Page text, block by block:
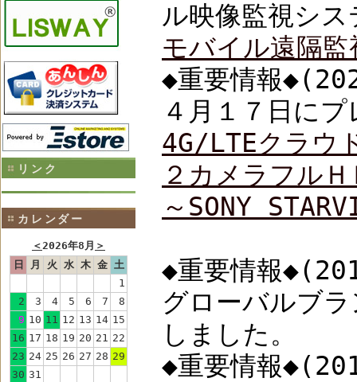
リンク
カレンダー
＜2026年8月 ＞
日
月 火 水 木 金 土
1
2
3 4 5 6 7
8
9 10 11 12 13 14 15
16 17 18 19 20 21 22
23 24 25 26 27 28 29
30 31
ル映像監視シ
モバイル遠隔
◆重要情報
４月１７日に
4G/LTEクラウ
２カメラフル
～SONY
◆重要情報
グローバルブ
しました。
◆重要情報